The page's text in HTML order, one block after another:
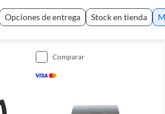
Opciones de entrega Stock en tienda
comparar